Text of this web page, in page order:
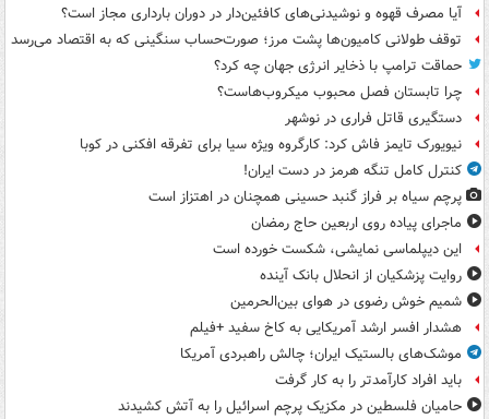
آیا مصرف قهوه و نوشیدنی‌های کافئین‌دار در دوران بارداری مجاز است؟
توقف طولانی کامیون‌ها پشت مرز؛ صورت‌حساب سنگینی که به اقتصاد می‌رسد
حماقت ترامپ با ذخایر انرژی جهان چه کرد؟
چرا تابستان فصل محبوب میکروب‌هاست؟
دستگیری قاتل فراری در نوشهر
نیویورک تایمز فاش کرد: کارگروه ویژه سیا برای تفرقه افکنی در کوبا
کنترل کامل تنگه هرمز در دست ایران!
پرچم سیاه بر فراز گنبد حسینی همچنان در اهتزاز است
ماجرای پیاده روی اربعین حاج رمضان
این دیپلماسی نمایشی، شکست خورده است
روایت پزشکیان از انحلال بانک آینده
شمیم خوش رضوی در هوای بین‌الحرمین
هشدار افسر ارشد آمریکایی به کاخ سفید +فیلم
موشک‌های بالستیک ایران؛ چالش راهبردی آمریکا
باید افراد کارآمدتر را به کار گرفت
حامیان فلسطین در مکزیک پرچم اسرائیل را به آتش کشیدند